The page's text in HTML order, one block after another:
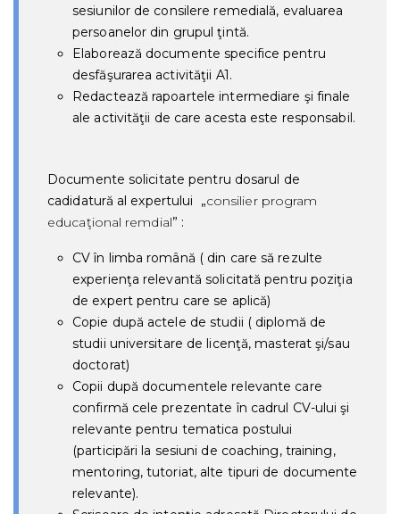
sesiunilor de consilere remedială, evaluarea
persoanelor din grupul ţintă.
Elaborează documente specifice pentru
desfăşurarea activităţii A1.
Redactează rapoartele intermediare şi finale
ale activităţii de care acesta este responsabil.
Documente solicitate pentru dosarul de
cadidatură al expertului „consilier program
educaţional remdial” :
CV în limba română ( din care să rezulte
experienţa relevantă solicitată pentru poziţia
de expert pentru care se aplică)
Copie după actele de studii ( diplomă de
studii universitare de licenţă, masterat şi/sau
doctorat)
Copii după documentele relevante care
confirmă cele prezentate în cadrul CV-ului şi
relevante pentru tematica postului
(participări la sesiuni de coaching, training,
mentoring, tutoriat, alte tipuri de documente
relevante).